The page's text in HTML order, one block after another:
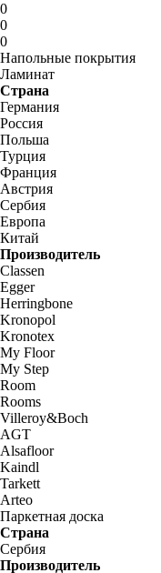
0
0
0
Напольные покрытия
Ламинат
Страна
Германия
Россия
Польша
Турция
Франция
Австрия
Сербия
Европа
Китай
Производитель
Classen
Egger
Herringbone
Kronopol
Kronotex
My Floor
My Step
Room
Rooms
Villeroy&Boch
AGT
Alsafloor
Kaindl
Tarkett
Arteo
Паркетная доска
Страна
Сербия
Производитель